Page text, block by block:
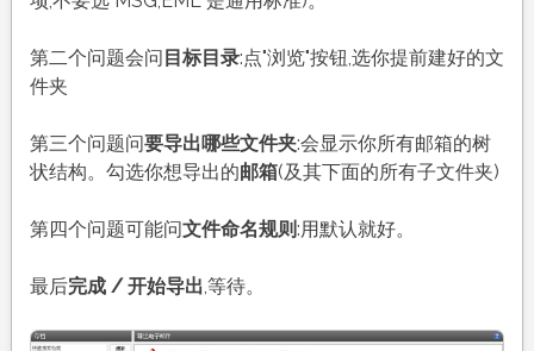
第二个问题会问目标目录:点"浏览"按钮,选你提前建好的文
件夹
第三个问题问要导出哪些文件夹:会显示你所有邮箱的树
状结构。勾选你想导出的邮箱(及其下面的所有子文件夹)
第四个问题可能问文件命名规则:用默认就好。
最后完成 / 开始导出,等待。